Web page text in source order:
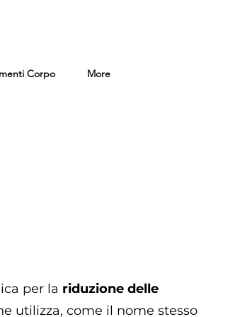
Corpo More
per la riduzione delle
utilizza, come il nome stesso